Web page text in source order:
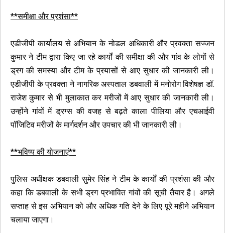
**समीक्षा और प्रशंसा**
एडीजीपी कार्यालय से अभियान के नोडल अधिकारी और प्रवक्ता सज्जन
कुमार ने टीम द्वारा किए जा रहे कार्यों की समीक्षा की और गांव के लोगों से
ड्रग की समस्या और टीम के प्रयासों से आए सुधार की जानकारी ली।
एडीजीपी के प्रवक्ता ने नागरिक अस्पताल डबवाली में मनोरोग विशेषज्ञ डॉ.
राजेश कुमार से भी मुलाकात कर मरीजों में आए सुधार की जानकारी ली।
उन्होंने गांवों में ड्रग्स की वजह से बढ़ते काला पीलिया और एचआईवी
पॉजिटिव मरीजों के मार्गदर्शन और उपचार की भी जानकारी ली।
**भविष्य की योजनाएं**
पुलिस अधीक्षक डबवाली सुमेर सिंह ने टीम के कार्यों की प्रशंसा की और
कहा कि डबवाली के सभी ड्रग प्रभावित गांवों की सूची तैयार है। अगले
सप्ताह से इस अभियान को और अधिक गति देने के लिए पूरे महीने अभियान
चलाया जाएगा।